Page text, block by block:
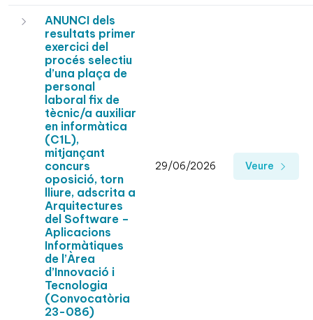
ANUNCI dels
resultats primer
exercici del
procés selectiu
d’una plaça de
personal
laboral fix de
tècnic/a auxiliar
en informàtica
(C1L),
mitjançant
concurs
oposició, torn
lliure, adscrita a
Arquitectures
del Software –
Aplicacions
Informàtiques
de l’Àrea
d’Innovació i
Tecnologia
(Convocatòria
23-086)
29/06/2026 Veure